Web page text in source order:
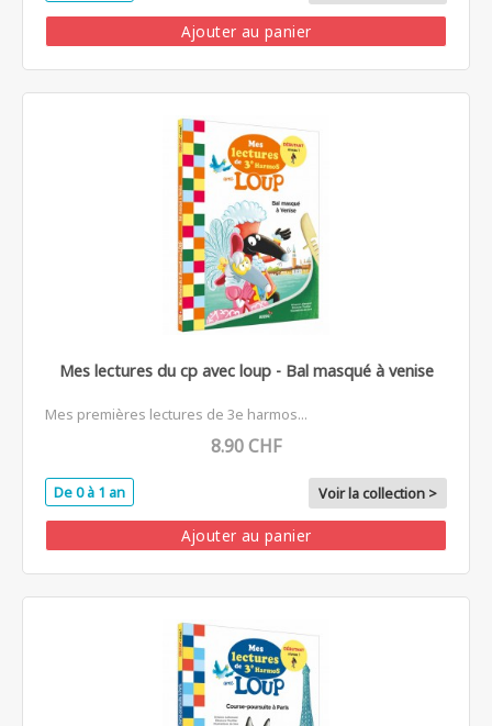
Ajouter au panier
Mes lectures du cp avec loup - Bal masqué à venise
Mes premières lectures de 3e harmos...
8.90 CHF
De 0 à 1 an Voir la collection >
Ajouter au panier